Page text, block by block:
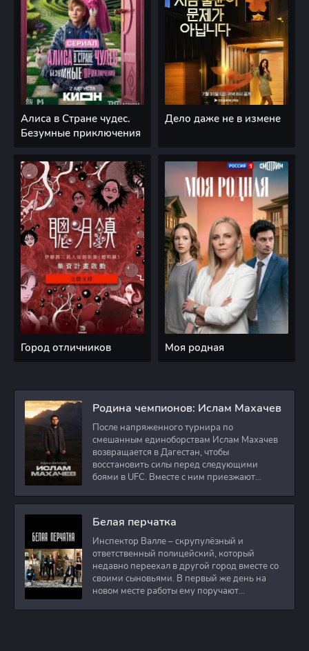
Алиса в Стране чудес.
Безумные приключения
Дело даже не в измене
Город отличников Моя родная
Родина чемпионов: Ислам Махачев
После напряженного турнира по
смешанным единоборствам Ислам Махачев
возвращается в Дагестан, чтобы
восстановить силы перед следующими
боями в UFC. Вместе с ним приезжают
Белая перчатка
Инспектор Валле – скрупулёзный и
ответственный полицейский, который
недавно переехал в другой город вместе со
своими сыновьями. В первый же день на
новом месте работы ему поручают